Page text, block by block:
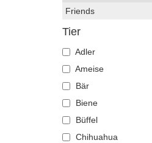
Friends
Tier
Adler
Ameise
Bär
Biene
Büffel
Chihuahua